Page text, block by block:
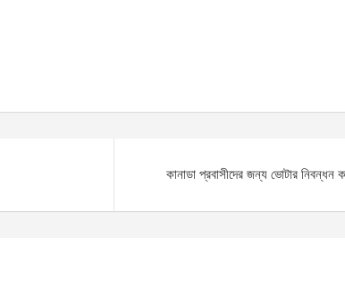
কানাডা প্রবাসীদের জন্য ভোটার নিবন্ধন